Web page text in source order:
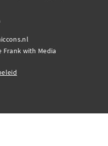
Frank with Media